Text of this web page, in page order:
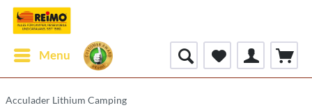
Menu
Acculader Lithium Camping